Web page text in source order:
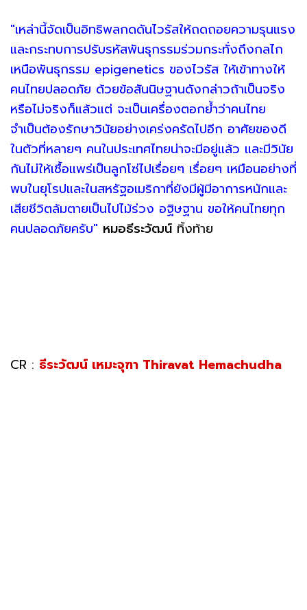
"เหล่านี้จัดเป็นอิทธิพลกดดันไวรัสให้ถดถอยความรุนแรง
และกระทบการปรับรหัสพันธุกรรมร่วมกระทั่งถึงกลไก
เหนือพันธุกรรม epigenetics ของไวรัส ให้เข้าทางให้
คนไทยปลอดภัย ด้วยข้อสันนิษฐานดังกล่าวถ้าเป็นจริง
หรือไม่จริงก็แล้วแต่ จะเป็นเครื่องตอกย้ำว่าคนไทย
จำเป็นต้องรักษาวินัยอย่างเคร่งครัดไปอีก อาศัยของดี
ในตัวที่หลายๆ คนในประเทศไทยน่าจะมีอยู่แล้ว และมีวินัย
กันไม่ให้เชื้อแพร่เป็นลูกโซ่ไปเรื่อยๆ เรื่อยๆ เหมือนอย่างที่
พบในยุโรปและในสหรัฐอเมริกาที่ยังมีผู้มีอาการหนักและ
เสียชีวิตล้มตายเป็นไปไม้ร่วง อฐิษฐาน ขอให้คนไทยทุก
คนปลอดภัยครับ" หมอธีระวัฒน์ ทิ้งท้าย
CR : ธีระวัฒน์ เหมะจุฑา Thiravat Hemachudha